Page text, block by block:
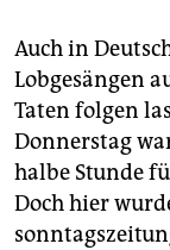
Auch in
Lobgesängen
Taten folgen
Donnerstag
halbe Stunde
Doch hier